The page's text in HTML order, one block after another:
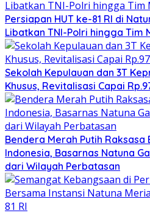
Persiapan HUT ke-81 RI di
Libatkan TNI-Polri hingga Tim
Sekolah Kepulauan dan 3T
Khusus, Revitalisasi Capai
Bendera Merah Putih
Indonesia, Basarnas Natuna
dari Wilayah Perbatasan